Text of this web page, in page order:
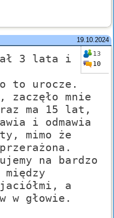
19.10.2024
13
10
3 lata i
to urocze.
mnie
ma 15 lat,
i odmawia
mimo że
na bardzo
a
w głowie.